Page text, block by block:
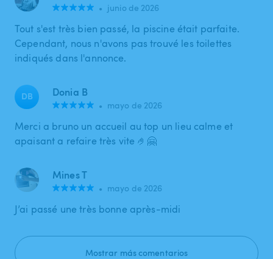
• junio de 2026
Tout s'est très bien passé, la piscine était parfaite.
Cependant, nous n'avons pas trouvé les toilettes
indiqués dans l'annonce.
DB Donia B
• mayo de 2026
Merci a bruno un accueil au top un lieu calme et
apaisant a refaire très vite 🤌🤗
Mines T
• mayo de 2026
J’ai passé une très bonne après-midi
Mostrar más comentarios